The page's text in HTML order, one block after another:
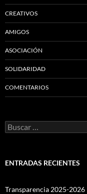
CREATIVOS
AMIGOS
ASOCIACIÓN
SOLIDARIDAD
COMENTARIOS
Buscar:
ENTRADAS RECIENTES
Transparencia 2025-2026